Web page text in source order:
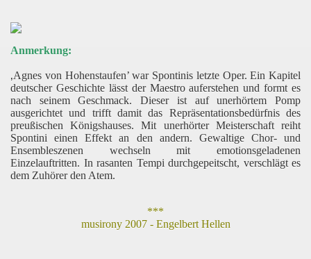
Anmerkung:
‚Agnes von Hohenstaufen’ war Spontinis letzte Oper. Ein Kapitel
deutscher Geschichte lässt der Maestro auferstehen und formt es
nach seinem Geschmack. Dieser ist auf unerhörtem Pomp
ausgerichtet und trifft damit das Repräsentationsbedürfnis des
preußischen Königshauses. Mit unerhörter Meisterschaft reiht
Spontini einen Effekt an den andern. Gewaltige Chor- und
Ensembleszenen wechseln mit emotionsgeladenen
Einzelauftritten. In rasanten Tempi durchgepeitscht, verschlägt es
dem Zuhörer den Atem.
***
musirony 2007 - Engelbert Hellen